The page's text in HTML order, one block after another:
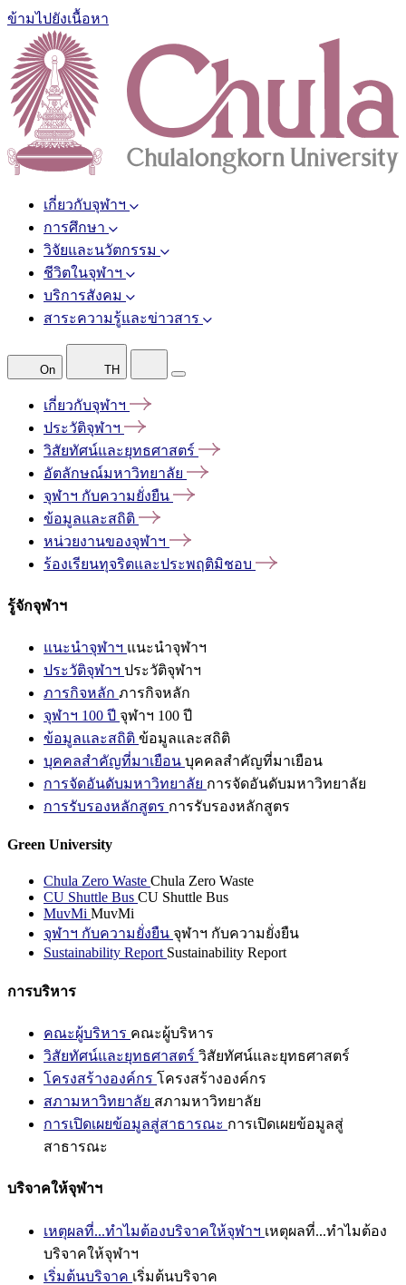
ข้ามไปยังเนื้อหา
เกี่ยวกับจุฬาฯ
การศึกษา
วิจัยและนวัตกรรม
ชีวิตในจุฬาฯ
บริการสังคม
สาระความรู้และข่าวสาร
On TH
เกี่ยวกับจุฬาฯ
ประวัติจุฬาฯ
วิสัยทัศน์และยุทธศาสตร์
อัตลักษณ์มหาวิทยาลัย
จุฬาฯ กับความยั่งยืน
ข้อมูลและสถิติ
หน่วยงานของจุฬาฯ
ร้องเรียนทุจริตและประพฤติมิชอบ
รู้จักจุฬาฯ
แนะนำจุฬาฯ แนะนำจุฬาฯ
ประวัติจุฬาฯ ประวัติจุฬาฯ
ภารกิจหลัก ภารกิจหลัก
จุฬาฯ 100 ปี จุฬาฯ 100 ปี
ข้อมูลและสถิติ ข้อมูลและสถิติ
บุคคลสำคัญที่มาเยือน บุคคลสำคัญที่มาเยือน
การจัดอันดับมหาวิทยาลัย การจัดอันดับมหาวิทยาลัย
การรับรองหลักสูตร การรับรองหลักสูตร
Green University
Chula Zero Waste Chula Zero Waste
CU Shuttle Bus CU Shuttle Bus
MuvMi MuvMi
จุฬาฯ กับความยั่งยืน จุฬาฯ กับความยั่งยืน
Sustainability Report Sustainability Report
การบริหาร
คณะผู้บริหาร คณะผู้บริหาร
วิสัยทัศน์และยุทธศาสตร์ วิสัยทัศน์และยุทธศาสตร์
โครงสร้างองค์กร โครงสร้างองค์กร
สภามหาวิทยาลัย สภามหาวิทยาลัย
การเปิดเผยข้อมูลสู่สาธารณะ การเปิดเผยข้อมูลสู่
สาธารณะ
บริจาคให้จุฬาฯ
เหตุผลที่...ทำไมต้องบริจาคให้จุฬาฯ เหตุผลที่...ทำไมต้อง
บริจาคให้จุฬาฯ
เริ่มต้นบริจาค เริ่มต้นบริจาค